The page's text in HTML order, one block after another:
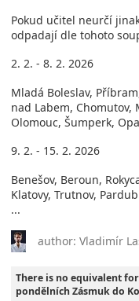
Pokud učitel neurčí
odpadají dle tohoto
2. 2. - 8. 2. 2026
Mladá Boleslav,
nad Labem, Chomutov,
Olomouc, Šumperk,
9. 2. - 15. 2. 2026
Benešov, Beroun,
Klatovy, Trutnov,
...
author: Vladimír
There is no equivalent
pondělních Zásmuk do